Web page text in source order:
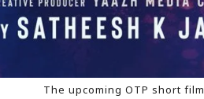
The upcoming OTP short film